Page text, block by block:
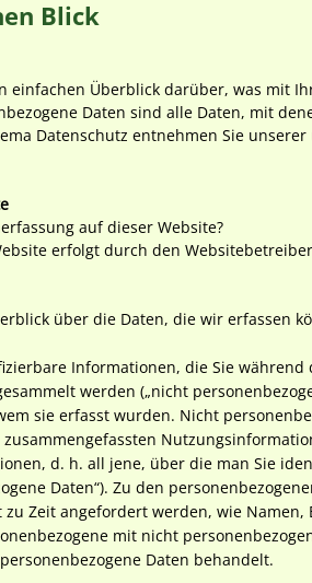
Blick
einfachen Überblick darüber, was mit
Daten sind alle Daten, mit
Datenschutz entnehmen Sie
auf dieser Website?
erfolgt durch den
über die Daten, die wir erfassen
Informationen, die Sie während
werden („nicht
sie erfasst wurden. Nicht
d. h. all jene, über die man Sie
Daten“). Zu den
Zeit angefordert werden, wie Namen,
mit nicht
Daten behandelt.